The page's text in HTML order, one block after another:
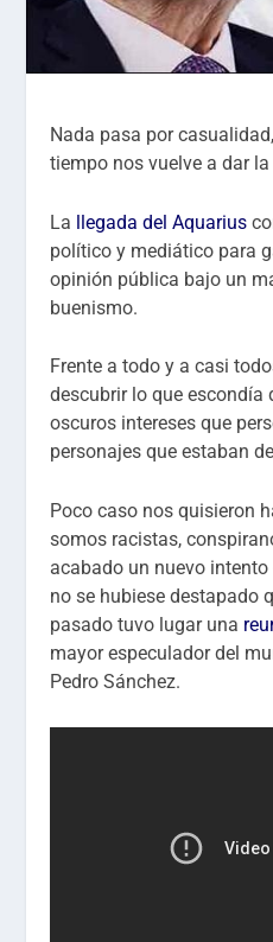
Nada pasa por
tiempo nos vuelve a dar la
La llegada del Aquarius
político y mediático para
opinión pública bajo un
buenismo.
Frente a todo y a casi
descubrir lo que escondía
oscuros intereses que
personajes que estaban
Poco caso nos quisieron
somos racistas,
acabado un nuevo
no se hubiese destapado
pasado tuvo lugar una
mayor especulador del
Pedro Sánchez.